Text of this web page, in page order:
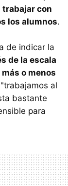
trabajar con
los alumnos.
de indicar la
de la escala
o menos
al
bastante
para